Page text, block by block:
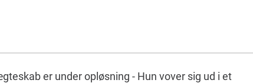
Temaer
er under opløsning - Hun vover sig ud i et